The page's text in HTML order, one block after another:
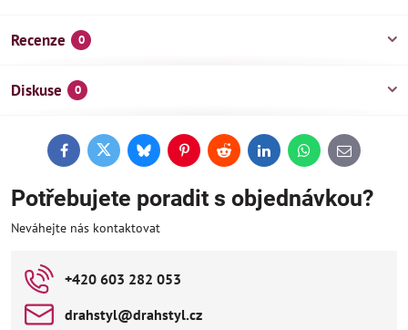
Recenze 0
Diskuse 0
FacebookTwitterBlueskyPinterestReddit LinkedInWhatsApp
E-
mail
Potřebujete poradit s objednávkou?
Neváhejte nás kontaktovat
+420 603 282 053
drahstyl​@drahstyl​.cz